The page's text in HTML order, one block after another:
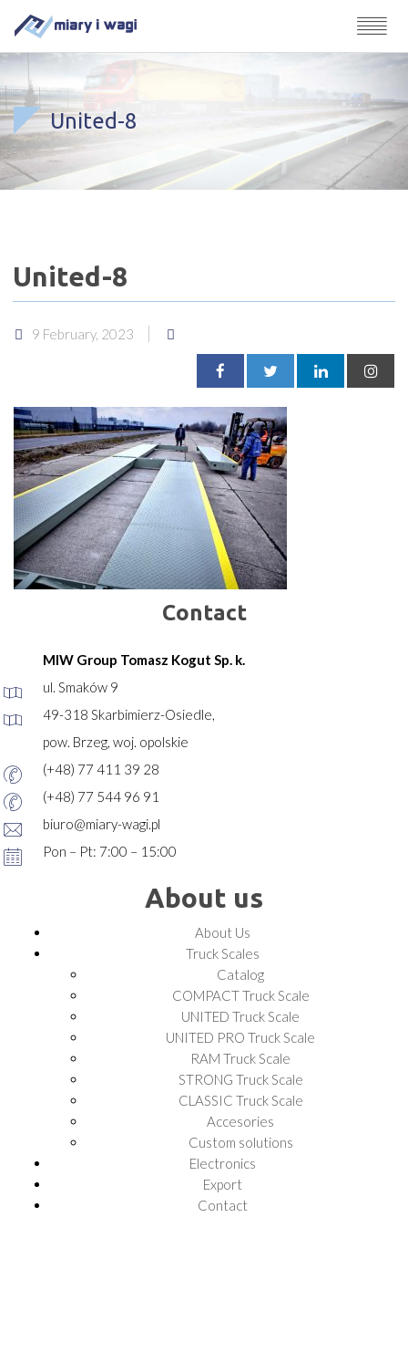
United-8
United-8
9 February, 2023
Contact
MIW Group Tomasz Kogut Sp. k.
ul. Smaków 9
49-318 Skarbimierz-Osiedle,
pow. Brzeg, woj. opolskie
(+48) 77 411 39 28
(+48) 77 544 96 91
biuro@miary-wagi.pl
Pon – Pt: 7:00 – 15:00
About us
About Us
Truck Scales
Catalog
COMPACT Truck Scale
UNITED Truck Scale
UNITED PRO Truck Scale
RAM Truck Scale
STRONG Truck Scale
CLASSIC Truck Scale
Accesories
Custom solutions
Electronics
Export
Contact